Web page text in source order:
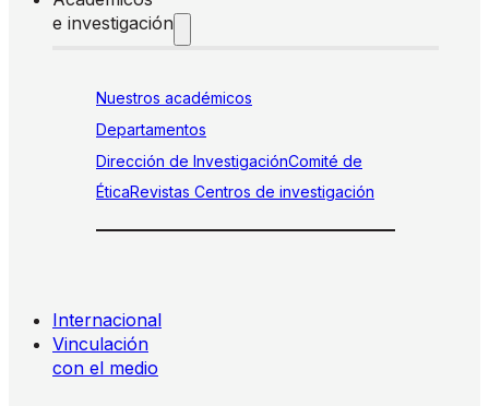
e investigación
Nuestros académicos
Departamentos
Dirección de InvestigaciónComité de
ÉticaRevistas Centros de investigación
Internacional
Vinculación
con el medio